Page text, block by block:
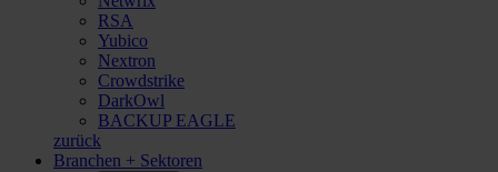
RSA
Yubico
Nextron
Crowdstrike
DarkOwl
BACKUP EAGLE
zurück
Branchen + Sektoren